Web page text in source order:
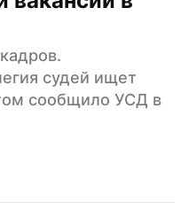
судей ищет
сообщило УСД в